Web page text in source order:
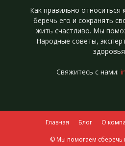
Как правильно относиться
беречь его и сохранять
жить счастливо. Мы
Народные советы,
Свяжитесь с нами:
Главная Блог О
© Мы помогаем сберечь